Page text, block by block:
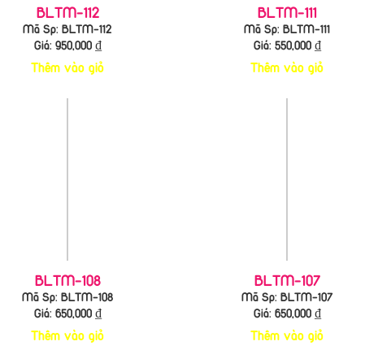
BLTM-112
Mã Sp: BLTM-112
Giá: 950,000₫
Thêm vào giỏ
BLTM-111
Mã Sp: BLTM-111
Giá: 550,000₫
Thêm vào giỏ
BLTM-108
Mã Sp: BLTM-108
Giá: 650,000₫
Thêm vào giỏ
BLTM-107
Mã Sp: BLTM-107
Giá: 650,000₫
Thêm vào giỏ